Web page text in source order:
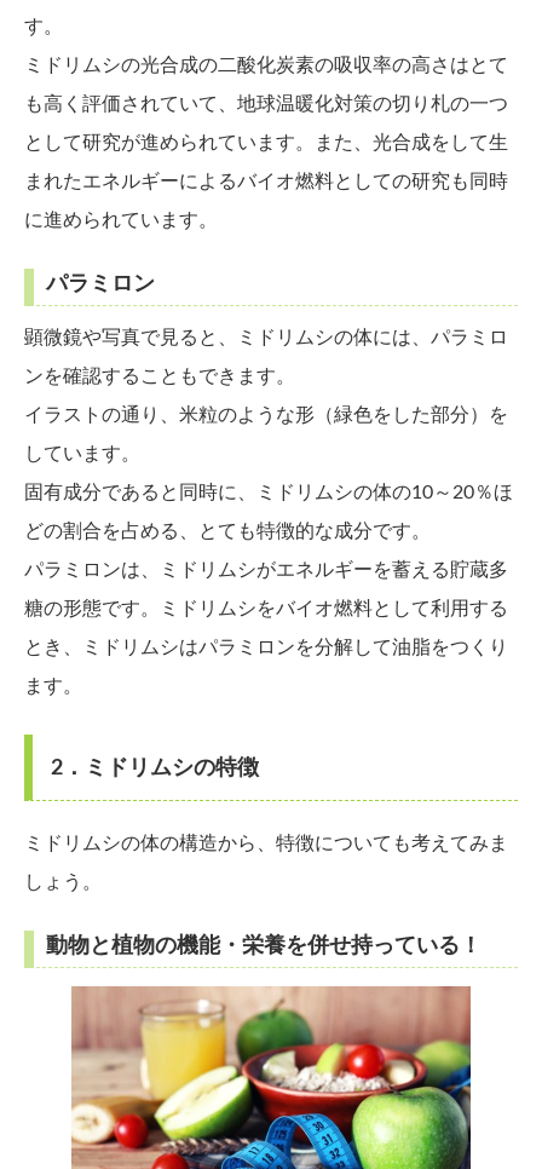
す。
ミドリムシの光合成の二酸化炭素の吸収率の高さはとて
も高く評価されていて、地球温暖化対策の切り札の一つ
として研究が進められています。また、光合成をして生
まれたエネルギーによるバイオ燃料としての研究も同時
に進められています。
パラミロン
顕微鏡や写真で見ると、ミドリムシの体には、パラミロ
ンを確認することもできます。
イラストの通り、米粒のような形（緑色をした部分）を
しています。
固有成分であると同時に、ミドリムシの体の10～20％ほ
どの割合を占める、とても特徴的な成分です。
パラミロンは、ミドリムシがエネルギーを蓄える貯蔵多
糖の形態です。ミドリムシをバイオ燃料として利用する
とき、ミドリムシはパラミロンを分解して油脂をつくり
ます。
2．ミドリムシの特徴
ミドリムシの体の構造から、特徴についても考えてみま
しょう。
動物と植物の機能・栄養を併せ持っている！